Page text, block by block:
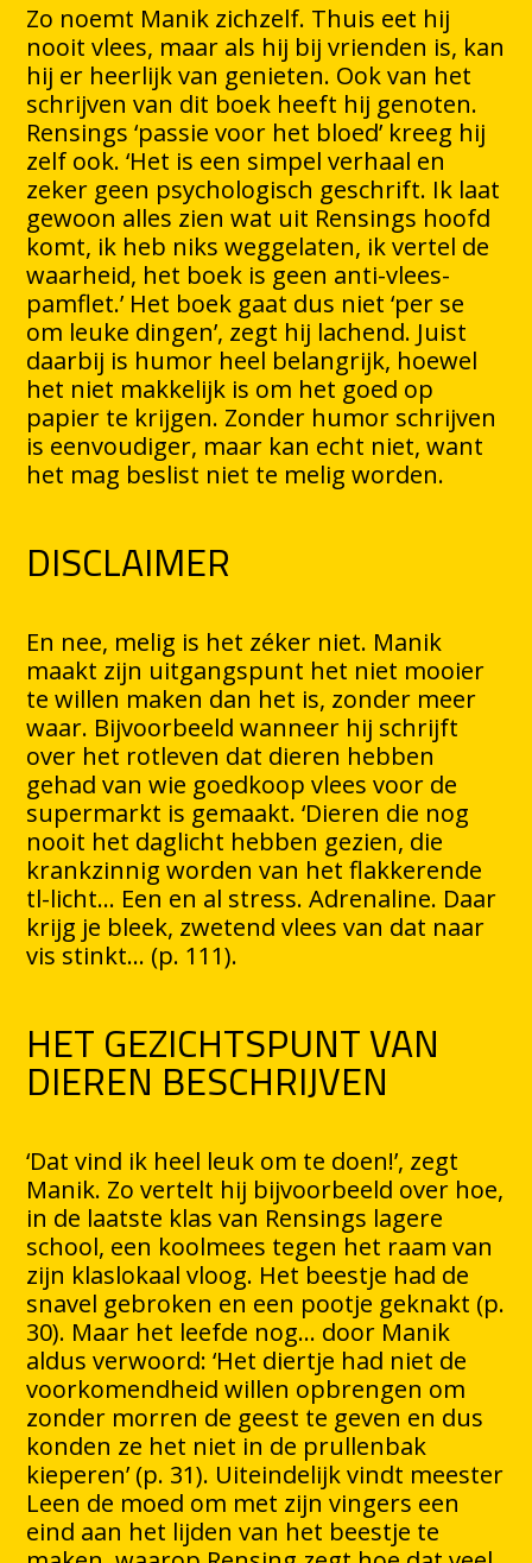
Zo noemt Manik zichzelf. Thuis eet hij
nooit vlees, maar als hij bij vrienden is, kan
hij er heerlijk van genieten. Ook van het
schrijven van dit boek heeft hij genoten.
Rensings ‘passie voor het bloed’ kreeg hij
zelf ook. ‘Het is een simpel verhaal en
zeker geen psychologisch geschrift. Ik laat
gewoon alles zien wat uit Rensings hoofd
komt, ik heb niks weggelaten, ik vertel de
waarheid, het boek is geen anti-vlees-
pamflet.’ Het boek gaat dus niet ‘per se
om leuke dingen’, zegt hij lachend. Juist
daarbij is humor heel belangrijk, hoewel
het niet makkelijk is om het goed op
papier te krijgen. Zonder humor schrijven
is eenvoudiger, maar kan echt niet, want
het mag beslist niet te melig worden.
DISCLAIMER
En nee, melig is het zéker niet. Manik
maakt zijn uitgangspunt het niet mooier
te willen maken dan het is, zonder meer
waar. Bijvoorbeeld wanneer hij schrijft
over het rotleven dat dieren hebben
gehad van wie goedkoop vlees voor de
supermarkt is gemaakt. ‘Dieren die nog
nooit het daglicht hebben gezien, die
krankzinnig worden van het flakkerende
tl-licht… Een en al stress. Adrenaline. Daar
krijg je bleek, zwetend vlees van dat naar
vis stinkt… (p. 111).
HET GEZICHTSPUNT VAN
DIEREN BESCHRIJVEN
‘Dat vind ik heel leuk om te doen!’, zegt
Manik. Zo vertelt hij bijvoorbeeld over hoe,
in de laatste klas van Rensings lagere
school, een koolmees tegen het raam van
zijn klaslokaal vloog. Het beestje had de
snavel gebroken en een pootje geknakt (p.
30). Maar het leefde nog… door Manik
aldus verwoord: ‘Het diertje had niet de
voorkomendheid willen opbrengen om
zonder morren de geest te geven en dus
konden ze het niet in de prullenbak
kieperen’ (p. 31). Uiteindelijk vindt meester
Leen de moed om met zijn vingers een
eind aan het lijden van het beestje te